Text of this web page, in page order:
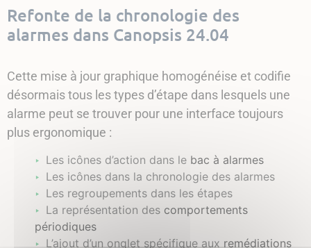
Refonte de la chronologie des
alarmes dans Canopsis 24.04
Cette mise à jour graphique homogénéise et codifie
désormais tous les types d’étape dans lesquels une
alarme peut se trouver pour une interface toujours
plus ergonomique :
Les icônes d’action dans le bac à alarmes
Les icônes dans la chronologie des alarmes
Les regroupements dans les étapes
La représentation des comportements
périodiques
L’ajout d’un onglet spécifique auxremédiations